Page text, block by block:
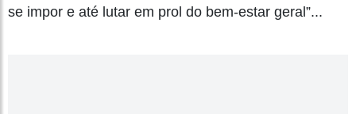
se impor e até lutar em prol do bem-estar geral”...